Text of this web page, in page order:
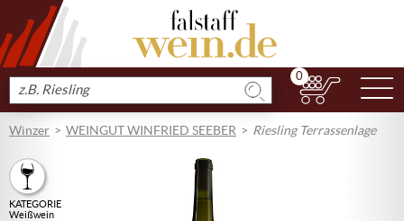
Produkt
suchen
0
Winzer WEINGUT WINFRIED SEEBER Riesling Terrassenlage
KATEGORIE
Weißwein